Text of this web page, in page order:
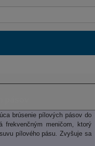
brúsenie pílových pásov do
frekvenčným meničom,
ktorý
pílového pásu. Zvyšuje sa